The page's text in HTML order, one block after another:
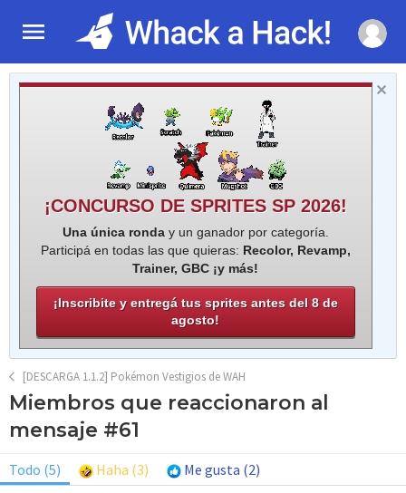
¡CONCURSO DE SPRITES SP 2026!
Una única ronday un ganador por categoría.
Participá en todas las que quieras: Recolor, Revamp,
Trainer, GBC ¡y más!
¡Inscribite y entregá tus sprites antes del 8 de
agosto!
[DESCARGA 1.1.2] Pokémon Vestigios de WAH
Miembros que reaccionaron al
mensaje #61
Todo (5) Haha (3) Me gusta (2)